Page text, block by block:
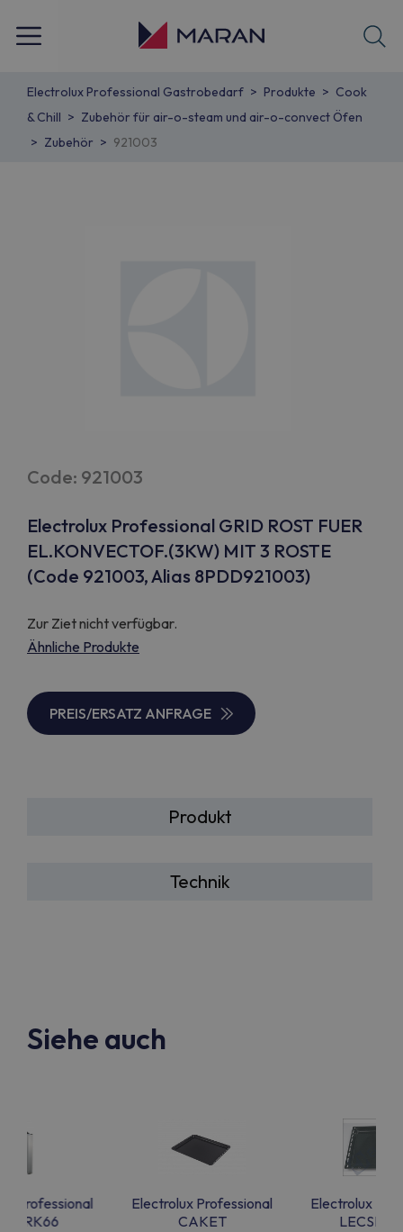
Electrolux Professional Gastrobedarf Produkte
Cook
& Chill
Zubehör für air-o-steam und air-o-convect Öfen
Zubehör
921003
Code: 921003
Electrolux Professional GRID ROST FUER
EL.KONVECTOF.(3KW) MIT 3 ROSTE
(Code 921003, Alias 8PDD921003)
Zur Ziet nicht verfügbar.
Ähnliche Produkte
PREIS/ERSATZ ANFRAGE
Produkt
Technik
Siehe auch
Professional
Electrolux Professional
CAKET
Electrolux